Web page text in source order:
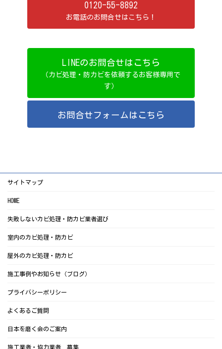
0120-55-8892
お電話のお問合せはこちら！
LINEのお問合せはこちら
（カビ処理・防カビを依頼するお客様専用で
す）
お問合せフォームはこちら
サイトマップ
HOME
失敗しないカビ処理・防カビ業者選び
室内のカビ処理・防カビ
屋外のカビ処理・防カビ
施工事例やお知らせ（ブログ）
プライバシーポリシー
よくあるご質問
日本を磨く会のご案内
施工業者・協力業者 募集